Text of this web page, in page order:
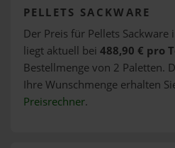
PELLETS SACKWARE
Der Preis für Pellets Sackware
liegt aktuell bei 488,90 € pro
Bestellmenge von 2 Paletten.
Ihre Wunschmenge erhalten
Preisrechner.